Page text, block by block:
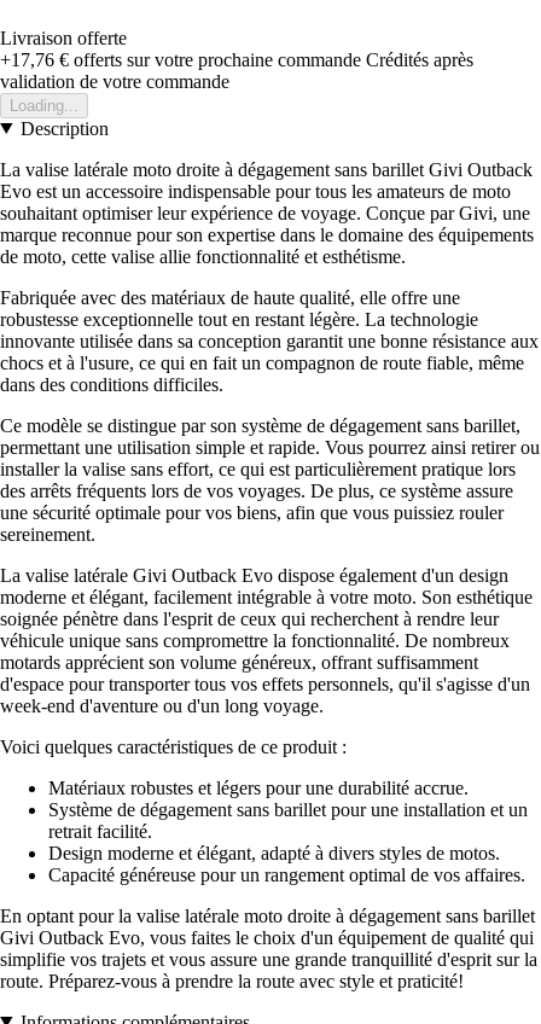
Livraison offerte
+17,76 € offerts sur votre prochaine commande Crédités après
validation de votre commande
Loading...
Description
La valise latérale moto droite à dégagement sans barillet Givi Outback
Evo est un accessoire indispensable pour tous les amateurs de moto
souhaitant optimiser leur expérience de voyage. Conçue par Givi, une
marque reconnue pour son expertise dans le domaine des équipements
de moto, cette valise allie fonctionnalité et esthétisme.
Fabriquée avec des matériaux de haute qualité, elle offre une
robustesse exceptionnelle tout en restant légère. La technologie
innovante utilisée dans sa conception garantit une bonne résistance aux
chocs et à l'usure, ce qui en fait un compagnon de route fiable, même
dans des conditions difficiles.
Ce modèle se distingue par son système de dégagement sans barillet,
permettant une utilisation simple et rapide. Vous pourrez ainsi retirer ou
installer la valise sans effort, ce qui est particulièrement pratique lors
des arrêts fréquents lors de vos voyages. De plus, ce système assure
une sécurité optimale pour vos biens, afin que vous puissiez rouler
sereinement.
La valise latérale Givi Outback Evo dispose également d'un design
moderne et élégant, facilement intégrable à votre moto. Son esthétique
soignée pénètre dans l'esprit de ceux qui recherchent à rendre leur
véhicule unique sans compromettre la fonctionnalité. De nombreux
motards apprécient son volume généreux, offrant suffisamment
d'espace pour transporter tous vos effets personnels, qu'il s'agisse d'un
week-end d'aventure ou d'un long voyage.
Voici quelques caractéristiques de ce produit :
Matériaux robustes et légers pour une durabilité accrue.
Système de dégagement sans barillet pour une installation et un
retrait facilité.
Design moderne et élégant, adapté à divers styles de motos.
Capacité généreuse pour un rangement optimal de vos affaires.
En optant pour la valise latérale moto droite à dégagement sans barillet
Givi Outback Evo, vous faites le choix d'un équipement de qualité qui
simplifie vos trajets et vous assure une grande tranquillité d'esprit sur la
route. Préparez-vous à prendre la route avec style et praticité!